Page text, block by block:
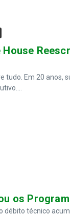
Em 20 anos,
os
técnico